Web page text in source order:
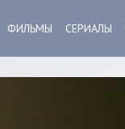
ФИЛЬМЫ СЕРИАЛЫ